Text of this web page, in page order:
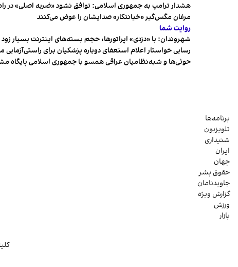
هشدار ترامپ به جمهوری اسلامی: توافق نشود «ضربه اصلی» در
مرغان مگس‌گیر «خیانتکار» صدایشان را عوض می‌کنند
روایت شما
شهروندان:‌ با «دزدی» اپراتورها، حجم بسته‌های اینترنت بسیار
رسایی خواستار اعلام استعفای دوباره پزشکیان برای
حوثی‌ها و شبه‌نظامیان عراقی همسو با جمهوری اسلامی پایگاه
برنامه‌ها
تلویزیون
شنیداری
ایران
جهان
حقوق بشر
جاویدنامان
گزارش ویژه
ورزش
بازار